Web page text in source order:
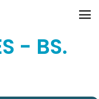
- BS.